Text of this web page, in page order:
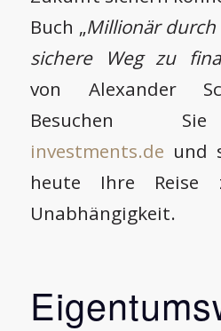
Buch „Millionär
sichere Weg zu
von Alexander
Besuchen
investments.de und
heute Ihre Reise
Unabhängigkeit.